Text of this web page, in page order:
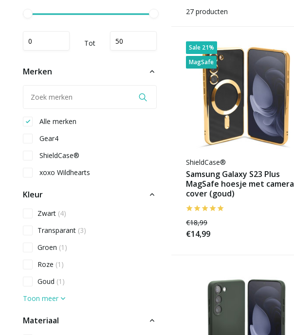
Tot
Merken
Alle merken
Gear4
ShieldCase®
xoxo Wildhearts
Kleur
Zwart (4)
Transparant (3)
Groen (1)
Roze (1)
Goud (1)
Toon meer
Materiaal
27 producten
Sale 21%
MagSafe
ShieldCase®
Samsung Galaxy S23 Plus
MagSafe hoesje met camera
cover (goud)
€18,99
€14,99